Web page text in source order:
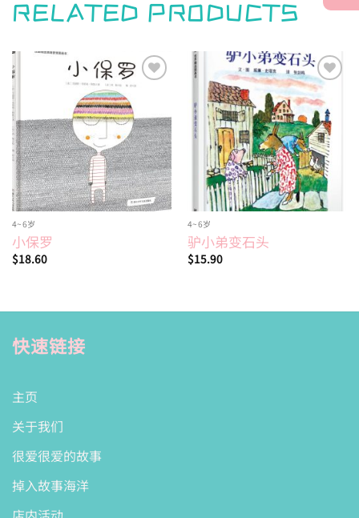
RELATED PRODUCTS
4~6岁
小保罗
$18.60
Add to
wishlist
4~6岁
驴小弟变石头
$15.90
快速链接
主页
关于我们
很爱很爱的故事
掉入故事海洋